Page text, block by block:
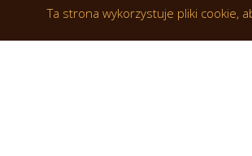
Ta strona wykorzystuje pliki cookie,